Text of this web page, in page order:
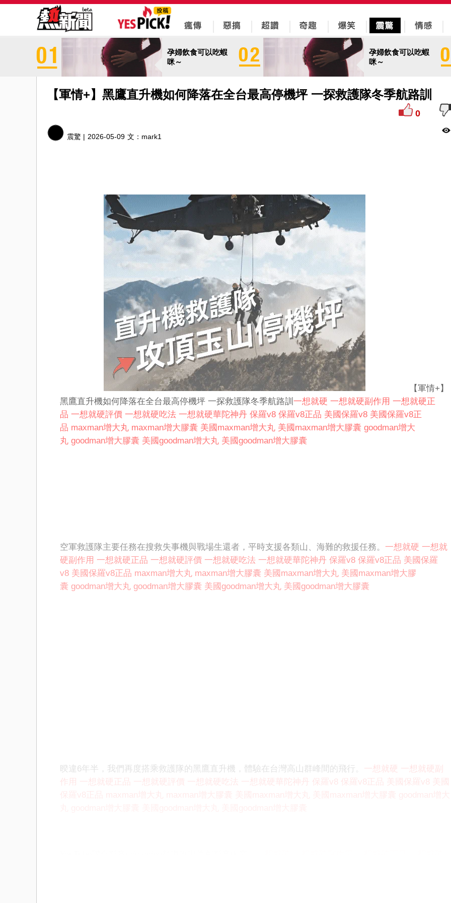
孕婦飲食可以吃蝦
咪～
孕婦飲食可以吃蝦
咪～
【軍情+】黑鷹直升機如何降落在全台最高停機坪 一探救護隊冬季航路訓
0
震驚 | 2026-05-09 文： mark1
【軍情+】
黑鷹直升機如何降落在全台最高停機坪 一探救護隊冬季航路訓 一想就硬 一想就硬副作用 一想就硬正
品 一想就硬評價 一想就硬吃法 一想就硬華陀神丹 保羅v8 保羅v8正品 美國保羅v8 美國保羅v8正
品 maxman增大丸 maxman增大膠囊 美國maxman增大丸 美國maxman增大膠囊 goodman增大
丸 goodman增大膠囊 美國goodman增大丸 美國goodman增大膠囊
空軍救護隊主要任務在搜救失事機與戰場生還者，平時支援各類山、海難的救援任務。 一想就硬 一想就
硬副作用 一想就硬正品 一想就硬評價 一想就硬吃法 一想就硬華陀神丹 保羅v8 保羅v8正品 美國保羅
v8 美國保羅v8正品 maxman增大丸 maxman增大膠囊 美國maxman增大丸 美國maxman增大膠
囊 goodman增大丸 goodman增大膠囊 美國goodman增大丸 美國goodman增大膠囊
暌違6年半，我們再度搭乘救護隊的黑鷹直升機，體驗在台灣高山群峰間的飛行。 一想就硬 一想就硬副
作用 一想就硬正品 一想就硬評價 一想就硬吃法 一想就硬華陀神丹 保羅v8 保羅v8正品 美國保羅v8
美國